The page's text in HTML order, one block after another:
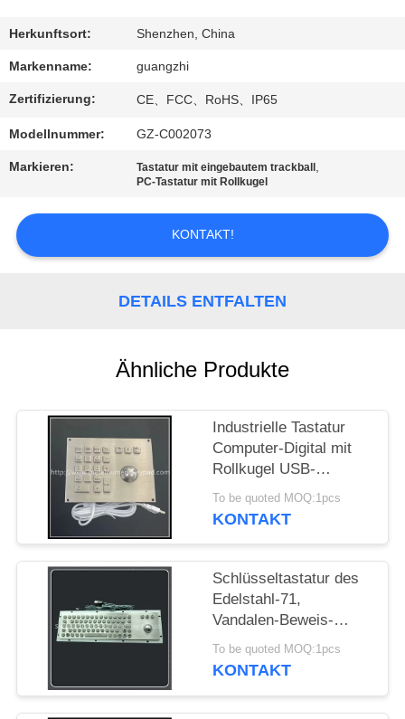
TRETEN
SIE
MIT
UNS
VERBINDUNG
FORDERN
PRIVACY
POLICY
Herkunftsort: Shenzhen, China
Markenname: guangzhi
Zertifizierung: CE、FCC、RoHS、IP65
Modellnummer: GZ-C002073
Markieren: Tastatur mit eingebautem trackball ,
PC-Tastatur mit Rollkugel
KONTAKT!
DETAILS ENTFALTEN
Ähnliche Produkte
Industrielle Tastatur
Computer-Digital mit
Rollkugel USB-
Schnittstelle
To be quoted MOQ:1pcs
KONTAKT
Schlüsseltastatur des
Edelstahl-71,
Vandalen-Beweis-
Tastatur mit 38mm
25mm Rollkugel
To be quoted MOQ:1pcs
KONTAKT